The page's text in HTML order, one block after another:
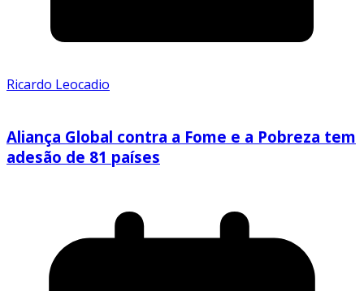
Ricardo Leocadio
Aliança Global contra a Fome e a Pobreza tem
adesão de 81 países